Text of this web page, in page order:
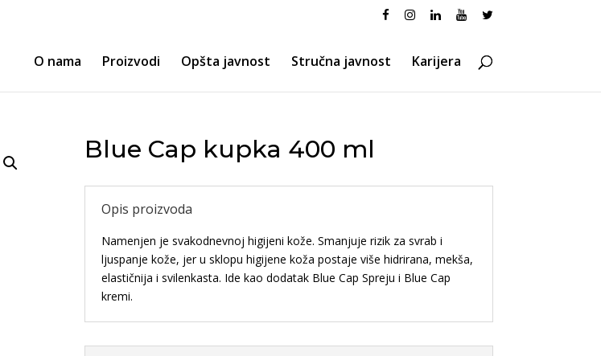
O nama Proizvodi Opšta javnost Stručna javnost Karijera
Blue Cap kupka 400 ml
Opis proizvoda
Namenjen je svakodnevnoj higijeni kože. Smanjuje rizik za svrab i
ljuspanje kože, jer u sklopu higijene koža postaje više hidrirana, mekša,
elastičnija i svilenkasta. Ide kao dodatak Blue Cap Spreju i Blue Cap
kremi.